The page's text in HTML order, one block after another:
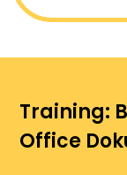
Training:
Office